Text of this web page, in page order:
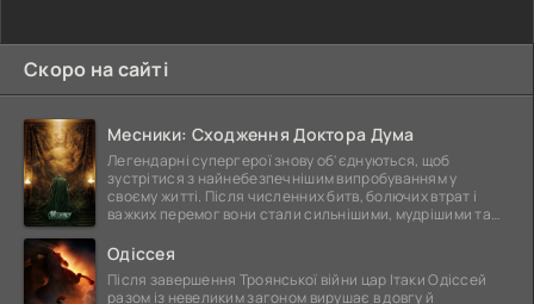
Скоро на сайті
Месники: Сходження Доктора Дума
Легендарні супергерої знову об'єднуються, щоб
зустрітися з найнебезпечнішим випробуванням у
своєму житті. Після численних битв, болючих втрат і
важких перемог вони стали сильнішими, мудрішими та
Одіссея
Після завершення Троянської війни цар Ітаки Одіссей
разом із невеликим загоном вирушає в довгу й